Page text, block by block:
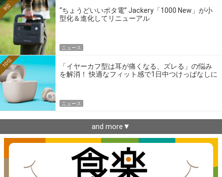
“ちょうどいいポタ電” Jackery「1000 New」が小
型化＆進化してリニューアル
9位
ニュース
「イヤーカフ型は耳が痛くなる、ズレる」の悩み
を解消！ 快適なフィット感で1日中つけっぱなしに
10位
ニュース
and more▼